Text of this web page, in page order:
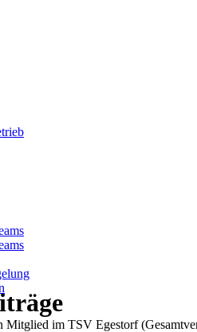
Mitglied im TSV Egestorf